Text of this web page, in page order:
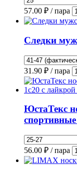
57.00 ₽ / пара
Следки
31.90 ₽ / пара
ЮстаТекс
56.00 ₽ / пара